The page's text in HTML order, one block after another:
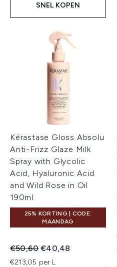
SNEL KOPEN
Kérastase Gloss Absolu
Anti-Frizz Glaze Milk
Spray with Glycolic
Acid, Hyaluronic Acid
and Wild Rose in Oil
190ml
25% KORTING | CODE:
MAANDAG
Recommended Retail Price:
€50,60Huidige prijs:
€40,48
€213,05 per L